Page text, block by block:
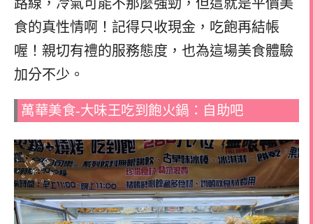
路線，冷氣可能不那麼強勁，但這就是平價美
食的真性情啊！記得只收現金，吃飽再結帳
喔！親切有禮的服務態度，也為這場美食體驗
加分不少。
萬華美食-大味王吃到飽火鍋：自助吧